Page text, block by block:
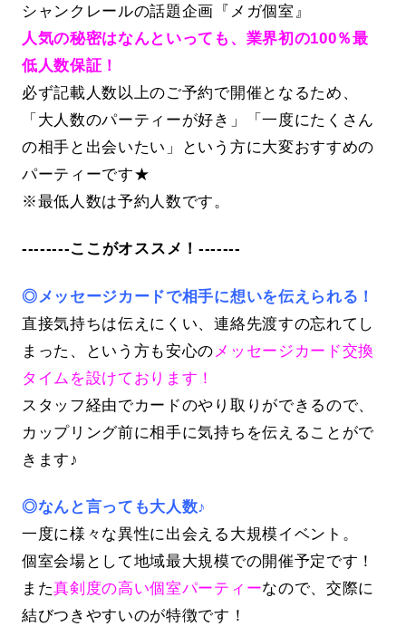
シャンクレールの話題企画『メガ個室』
人気の秘密はなんといっても、業界初の100％最
低人数保証！
必ず記載人数以上のご予約で開催となるため、
「大人数のパーティーが好き」「一度にたくさん
の相手と出会いたい」という方に大変おすすめの
パーティーです★
※最低人数は予約人数です。
--------ここがオススメ！-------
◎メッセージカードで相手に想いを伝えられる！
直接気持ちは伝えにくい、連絡先渡すの忘れてし
まった、という方も安心の メッセージカード交換
タイムを設けております！
スタッフ経由でカードのやり取りができるので、
カップリング前に相手に気持ちを伝えることがで
きます♪
◎なんと言っても大人数♪
一度に様々な異性に出会える大規模イベント。
個室会場として地域最大規模での開催予定です！
また真剣度の高い個室パーティーなので、交際に
結びつきやすいのが特徴です！